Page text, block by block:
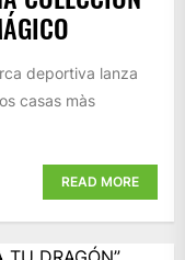
deportiva lanza
casas màs
READ MORE